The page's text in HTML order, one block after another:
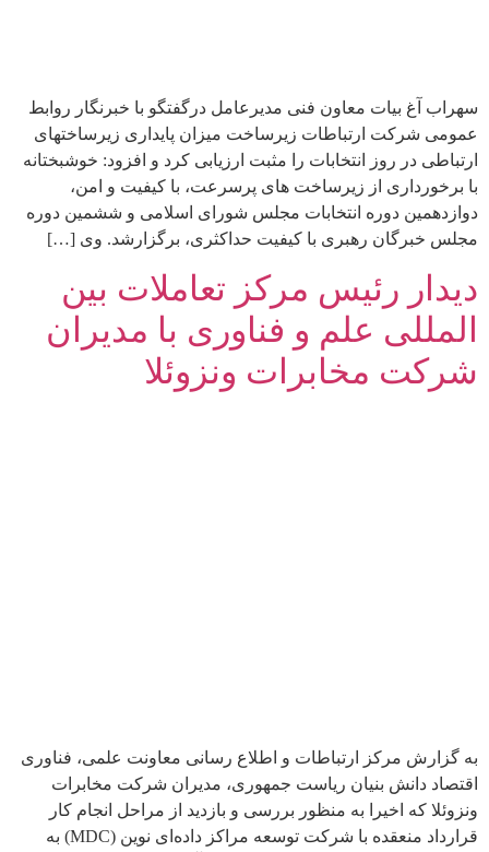
سهراب آغ بیات معاون فنی مدیرعامل درگفتگو با خبرنگار روابط
عمومی شرکت ارتباطات زیرساخت میزان پایداری زیرساختهای
ارتباطی در روز انتخابات را مثبت ارزیابی کرد و افزود: خوشبختانه
با برخورداری از زیرساخت های پرسرعت، با کیفیت و امن،
دوازدهمین دوره انتخابات مجلس شورای اسلامی و ششمین دوره
مجلس خبرگان رهبری با کیفیت حداکثری، برگزارشد. وی […]
دیدار رئیس مرکز تعاملات بین
المللی علم و فناوری با مدیران
شرکت مخابرات ونزوئلا
به گزارش مرکز ارتباطات و اطلاع رسانی معاونت علمی، فناوری
اقتصاد دانش بنیان ریاست جمهوری، مدیران شرکت مخابرات
ونزوئلا که اخیرا به منظور بررسی و بازدید از مراحل انجام کار
قرارداد منعقده با شرکت توسعه مراکز داده‌ای نوین (MDC) به